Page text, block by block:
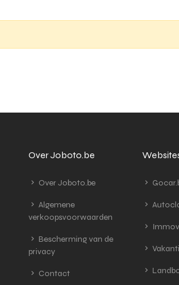
Over Joboto.be
Over Joboto.be
Algemene
verkoopsvoorwaarden
Bescherming van de
privacy
Contact